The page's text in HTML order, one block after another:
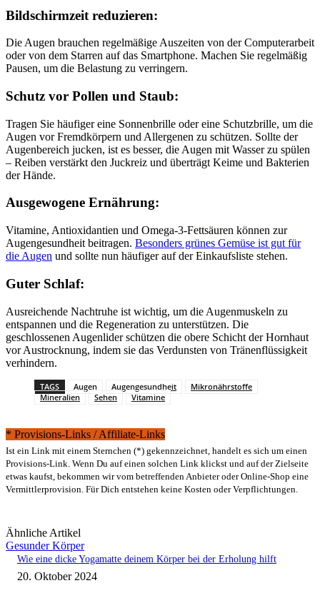
Bildschirmzeit reduzieren:
Die Augen brauchen regelmäßige Auszeiten von der Computerarbeit
oder von dem Starren auf das Smartphone. Machen Sie regelmäßig
Pausen, um die Belastung zu verringern.
Schutz vor Pollen und Staub:
Tragen Sie häufiger eine Sonnenbrille oder eine Schutzbrille, um die
Augen vor Fremdkörpern und Allergenen zu schützen. Sollte der
Augenbereich jucken, ist es besser, die Augen mit Wasser zu spülen
– Reiben verstärkt den Juckreiz und überträgt Keime und Bakterien
der Hände.
Ausgewogene Ernährung:
Vitamine, Antioxidantien und Omega-3-Fettsäuren können zur
Augengesundheit beitragen. Besonders grünes Gemüse ist gut für
die Augen und sollte nun häufiger auf der Einkaufsliste stehen.
Guter Schlaf:
Ausreichende Nachtruhe ist wichtig, um die Augenmuskeln zu
entspannen und die Regeneration zu unterstützen. Die
geschlossenen Augenlider schützen die obere Schicht der Hornhaut
vor Austrocknung, indem sie das Verdunsten von Tränenflüssigkeit
verhindern.
TAGS Augen Augengesundheit
Mikronährstoffe
Mineralien
Sehen Vitamine
* Provisions-Links / Affiliate-Links
Ist ein Link mit einem Sternchen (*) gekennzeichnet, handelt es sich um einen
Provisions-Link. Wenn Du auf einen solchen Link klickst und auf der Zielseite
etwas kaufst, bekommen wir vom betreffenden Anbieter oder Online-Shop eine
Vermittlerprovision. Für Dich entstehen keine Kosten oder Verpflichtungen.
Ähnliche Artikel
Gesunder Körper
Wie eine dicke Yogamatte deinem Körper bei der Erholung hilft
20. Oktober 2024